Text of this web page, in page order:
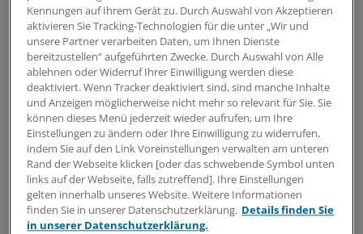
uns in der Mitte des Konjunkturzyklus. Die Impulse
der Geldpolitik sind verebbt, die Wirtschaft läuft
dennoch wie geschmiert.
Sicher, die Schuldenkrise in den USA und der
Eurozone birgt auch konjunkturelle Risiken.
Schließlich sind die öffentlichen Haushalte
gezwungen, die Ausgaben zu drosseln.
Das werden früher oder später auch Verbraucher
und Unternehmen zu spüren bekommen.
Andererseits: Es wäre das erste Mal, dass ein Zyklus
Kennungen auf Ihrem Gerät zu. Durch Auswahl von Akzeptieren
aktivieren Sie Tracking-Technologien für die unter „Wir und
unsere Partner verarbeiten Daten, um Ihnen Dienste
bereitzustellen“ aufgeführten Zwecke. Durch Auswahl von Alle
ablehnen oder Widerruf Ihrer Einwilligung werden diese
deaktiviert. Wenn Tracker deaktiviert sind, sind manche Inhalte
und Anzeigen möglicherweise nicht mehr so relevant für Sie. Sie
können dieses Menü jederzeit wieder aufrufen, um Ihre
Einstellungen zu ändern oder Ihre Einwilligung zu widerrufen,
indem Sie auf den Link Voreinstellungen verwalten am unteren
Rand der Webseite klicken [oder das schwebende Symbol unten
links auf der Webseite, falls zutreffend]. Ihre Einstellungen
gelten innerhalb unseres Website. Weitere Informationen
finden Sie in unserer Datenschutzerklärung. Details finden Sie
in unserer Datenschutzerklärung.